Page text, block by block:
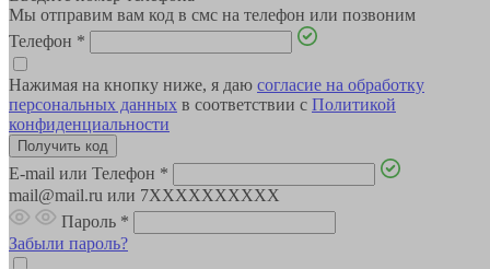
Мы отправим вам код в смс на телефон или позвоним
Телефон *
Нажимая на кнопку ниже, я даю согласие на обработку
персональных данных в соответствии с Политикой
конфиденциальности
E-mail или Телефон *
mail@mail.ru или 7XXXXXXXXXX
Пароль *
Забыли пароль?